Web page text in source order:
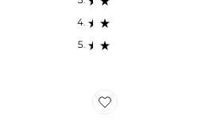
Favorite LOT PITERA